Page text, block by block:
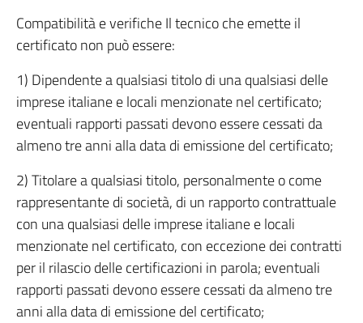
Compatibilità e verifiche Il tecnico che emette il
certificato non può essere:
1) Dipendente a qualsiasi titolo di una qualsiasi delle
imprese italiane e locali menzionate nel certificato;
eventuali rapporti passati devono essere cessati da
almeno tre anni alla data di emissione del certificato;
2) Titolare a qualsiasi titolo, personalmente o come
rappresentante di società, di un rapporto contrattuale
con una qualsiasi delle imprese italiane e locali
menzionate nel certificato, con eccezione dei contratti
per il rilascio delle certificazioni in parola; eventuali
rapporti passati devono essere cessati da almeno tre
anni alla data di emissione del certificato;